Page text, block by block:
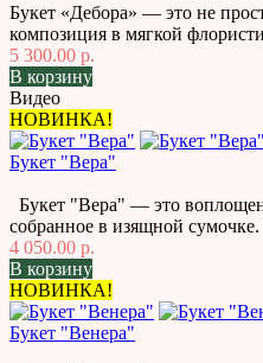
Букет «Дебора» — это не
композиция в мягкой
5 300.00 р.
В корзину
Видео
НОВИНКА!
Букет "Вера"
Букет "Вера" — это
собранное в изящной
4 050.00 р.
В корзину
НОВИНКА!
Букет "Венера"